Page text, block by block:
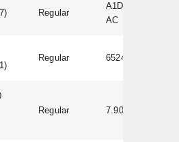
Regular
A1D-500-
AC
Regular 65249
Regular 7.90.0098